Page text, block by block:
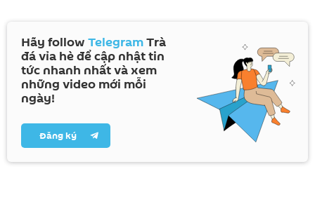
Hãy follow TelegramTrà
đá vỉa hè để cập nhật tin
tức nhanh nhất và xem
những video mới mỗi
ngày!
Đăng ký